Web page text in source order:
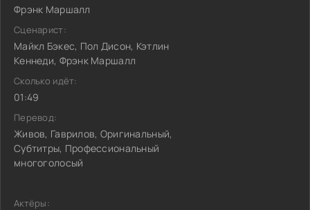
Фрэнк Маршалл
Сценарист:
Майкл Бэкес, Пол Дисон, Кэтлин
Кеннеди, Фрэнк Маршалл
Сколько идёт:
01:49
Перевод:
Живов, Гаврилов, Оригинальный,
Субтитры, Профессиональный
многоголосый
Актёры: